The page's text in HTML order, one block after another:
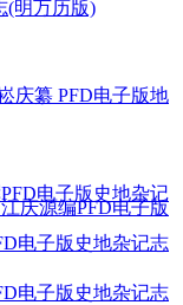
(明万历版)
庆纂 PFD电子版地
庆源编PFD电子版
电子版史地杂记志
电子版史地杂记志